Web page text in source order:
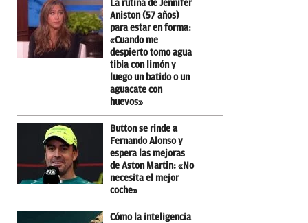
La rutina de Jennifer
Aniston (57 años)
para estar en forma:
«Cuando me
despierto tomo agua
tibia con limón y
luego un batido o un
aguacate con
huevos»
Button se rinde a
Fernando Alonso y
espera las mejoras
de Aston Martin: «No
necesita el mejor
coche»
Cómo la inteligencia